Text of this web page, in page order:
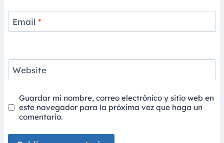
Email *
Website
Guardar mi nombre, correo electrónico y sitio web en
este navegador para la próxima vez que haga un
comentario.